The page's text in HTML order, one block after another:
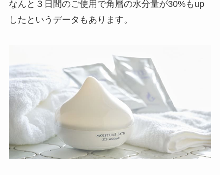
なんと３日間のご使用で角層の水分量が30%もup
したというデータもあります。